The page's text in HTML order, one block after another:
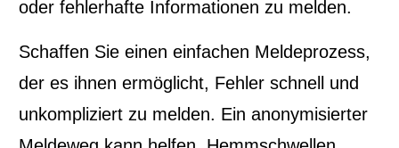
oder fehlerhafte Informationen zu melden.
Schaffen Sie einen einfachen Meldeprozess,
der es ihnen ermöglicht, Fehler schnell und
unkompliziert zu melden. Ein anonymisierter